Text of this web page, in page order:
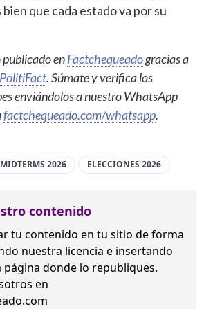
MIDTERMS 2026 ELECCIONES 2026
que cada estado va por su
enFactchequeadogracias a
PolitiFact. Súmate y verifica los
enviándolos a nuestro WhatsApp
factchequeado.com/whatsapp.
contenido
tu contenido en tu sitio de forma
nuestra licencia e insertando
página donde lo republiques.
en